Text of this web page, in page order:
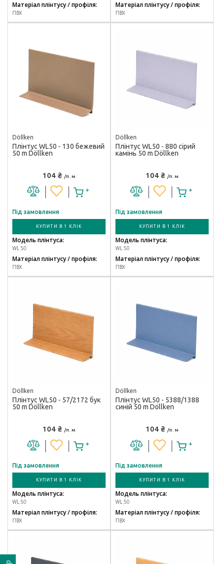
Матеріал плінтусу / профіля:
ПВХ
Матеріал плінтусу / профіля:
ПВХ
Döllken
Плінтус WL50 - 130 бежевий
50 m Döllken
104 ₴ /п. м
Під замовлення
КУПИТИ В 1 КЛІК
Модель плінтуса:
WL 50
Матеріал плінтусу / профіля:
ПВХ
Döllken
Плінтус WL50 - 880 сірий
камінь 50 m Döllken
104 ₴ /п. м
Під замовлення
КУПИТИ В 1 КЛІК
Модель плінтуса:
WL 50
Матеріал плінтусу / профіля:
ПВХ
Döllken
Плінтус WL50 - 57/2172 бук
50 m Döllken
104 ₴ /п. м
Під замовлення
КУПИТИ В 1 КЛІК
Модель плінтуса:
WL 50
Матеріал плінтусу / профіля:
ПВХ
Döllken
Плінтус WL50 - 5388/1388
синій 50 m Döllken
104 ₴ /п. м
Під замовлення
КУПИТИ В 1 КЛІК
Модель плінтуса:
WL 50
Матеріал плінтусу / профіля:
ПВХ